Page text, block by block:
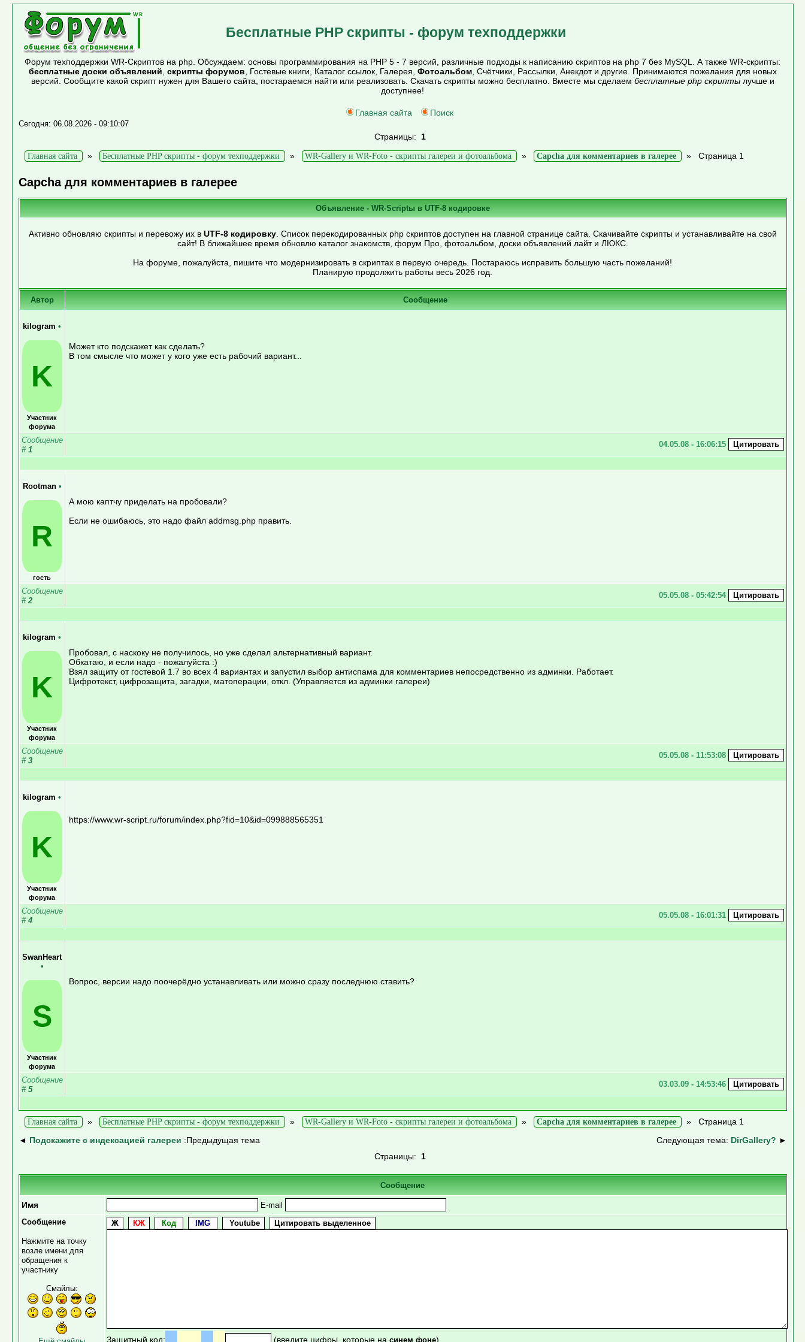
Бесплатные PHP скрипты - форум техподдержки
Форум техподдержки WR-Скриптов на php. Обсуждаем: основы программирования на PHP 5 - 7 версий, различные подходы к написанию скриптов на php 7 без MySQL. А также WR-скрипты:
бесплатные доски объявлений скрипты форумов , Гостевые книги, Каталог ссылок, Галерея, Фотоальбом, Счётчики, Рассылки, Анекдот и другие. Принимаются пожелания для новых
версий. Сообщите какой скрипт нужен для Вашего сайта, постараемся найти или реализовать. Скачать скрипты можно бесплатно. Вместе мы сделаем бесплатные php скриптылучше и
доступнее!
Главная сайта Поиск
Сегодня: 06.08.2026 - 09:10:07
Страницы: 1
Главная сайта » Бесплатные PHP скрипты - форум техподдержки » WR-Gallery и WR-Foto - скрипты галереи и фотоальбома » Capcha для комментариев в галерее » Страница 1
Capcha для комментариев в галерее
Объявление - WR-Scriptы в UTF-8 кодировке
Активно обновляю скрипты и перевожу их в UTF-8 кодировку. Список перекодированных php скриптов доступен на главной странице сайта. Скачивайте скрипты и устанавливайте на свой
сайт! В ближайшее время обновлю каталог знакомств, форум Про, фотоальбом, доски объявлений лайт и ЛЮКС.
На форуме, пожалуйста, пишите что модернизировать в скриптах в первую очередь. Постараюсь исправить большую часть пожеланий!
Планирую продолжить работы весь 2026 год.
Автор Сообщение
kilogram •
K
Участник
форума
Может кто подскажет как сделать?
В том смысле что может у кого уже есть рабочий вариант...
Сообщение
# 1
04.05.08 - 16:06:15
Rootman •
R
гость
А мою каптчу приделать на пробовали?
Если не ошибаюсь, это надо файл addmsg.php править.
Сообщение
# 2
05.05.08 - 05:42:54
kilogram •
K
Участник
форума
Пробовал, с наскоку не получилось, но уже сделал альтернативный вариант.
Обкатаю, и если надо - пожалуйста :)
Взял защиту от гостевой 1.7 во всех 4 вариантах и запустил выбор антиспама для комментариев непосредственно из админки. Работает.
Цифротекст, цифрозащита, загадки, матоперации, откл. (Управляется из админки галереи)
Сообщение
# 3
05.05.08 - 11:53:08
kilogram •
K
Участник
форума
https://www.wr-script.ru/forum/index.php?fid=10&id=099888565351
Сообщение
# 4
05.05.08 - 16:01:31
SwanHeart
•
S
Участник
форума
Вопрос, версии надо поочерёдно устанавливать или можно сразу последнюю ставить?
Сообщение
# 5
03.03.09 - 14:53:46
Главная сайта » Бесплатные PHP скрипты - форум техподдержки » WR-Gallery и WR-Foto - скрипты галереи и фотоальбома » Capcha для комментариев в галерее » Страница 1
◄ Подскажите с индексацией галереи :Предыдущая тема Следующая тема: DirGallery? ►
Страницы: 1
Сообщение
Имя
E-mail
Сообщение
Нажмите на точку
возле имени для
обращения к
участнику
Смайлы:
Защитный код: (введите цифры, которые на синем фоне)